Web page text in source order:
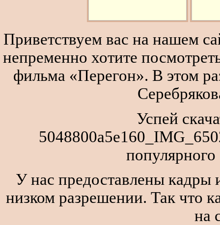
Приветствуем вас на нашем
непременно хотите
фильма «Перегон». В этом
Успей
У нас предоставлены кадры
низком разрешении. Так что
на